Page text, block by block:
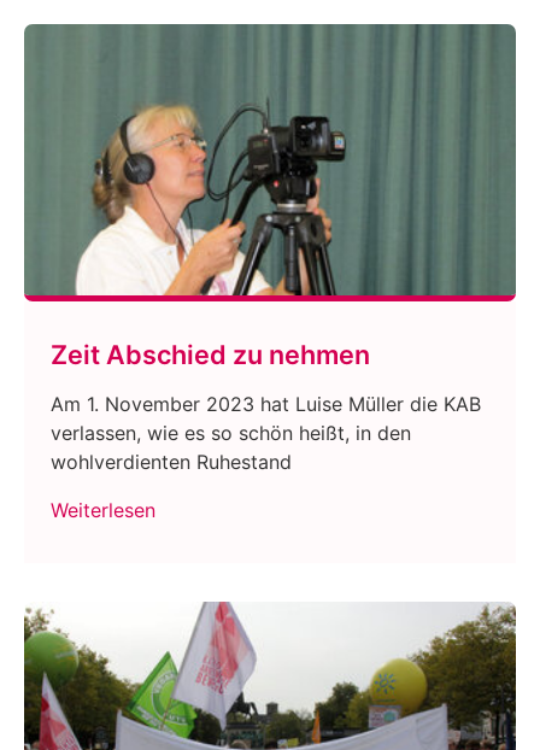
Zeit Abschied zu nehmen
Am 1. November 2023 hat Luise Müller die KAB
verlassen, wie es so schön heißt, in den
wohlverdienten Ruhestand
Weiterlesen